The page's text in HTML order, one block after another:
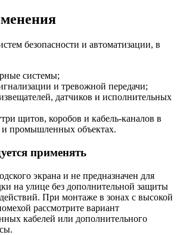
безопасности и автоматизации, в
системы;
и тревожной передачи;
датчиков и исполнительных
щитов, коробов и кабель-каналов в
и промышленных объектах.
применять
экрана и не предназначен для
на улице без дополнительной защиты
При монтаже в зонах с высокой
рассмотрите вариант
кабелей или дополнительного